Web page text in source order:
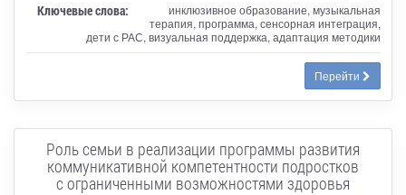
Ключевые слова:
инклюзивное образование, музыкальная
терапия, программа, сенсорная интеграция,
дети с РАС, визуальная поддержка, адаптация методики
Перейти
Роль семьи в реализации программы развития
коммуникативной компетентности подростков
с ограниченными возможностями здоровья